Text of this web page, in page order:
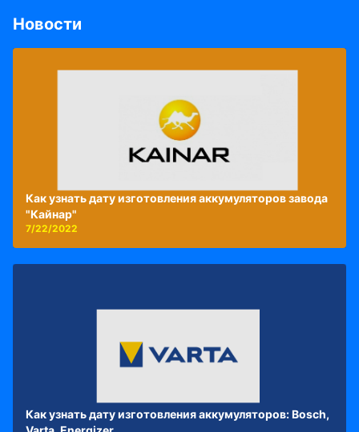
Новости
Как узнать дату изготовления аккумуляторов завода
"Кайнар"
7/22/2022
Как узнать дату изготовления аккумуляторов: Bosch,